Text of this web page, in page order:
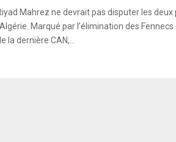
Mahrez ne devrait pas disputer les
Marqué par l’élimination des
la dernière CAN,...